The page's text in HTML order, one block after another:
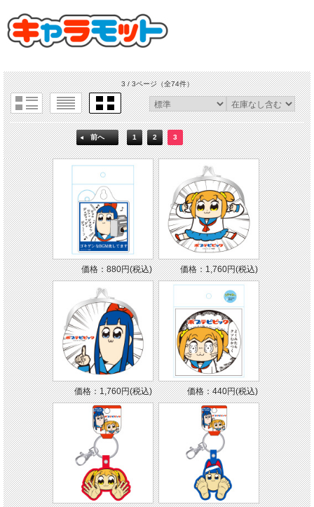
3 / 3ページ（全74件）
前へ 1 2 3
価格：880円(税込) 価格：1,760円(税込)
価格：1,760円(税込) 価格：440円(税込)